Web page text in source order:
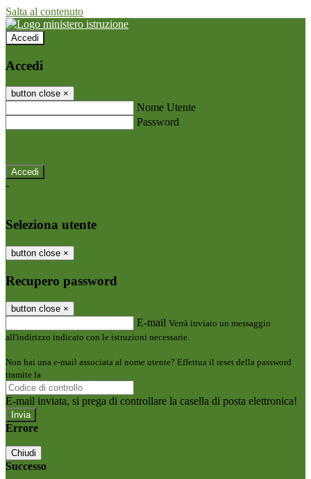
Salta al contenuto
Accedi
Accedi
button close ×
Nome Utente
Password
-
Seleziona utente
button close ×
Recupero password
button close ×
E-mail Verrà inviato un messaggio
all'indirizzo indicato con le istruzioni necessarie.
Non hai una e-mail associata al nome utente? Effettua il reset della password
tramite la
E-mail inviata, si prega di controllare la casella di posta elettronica!
Errore
Chiudi
Successo